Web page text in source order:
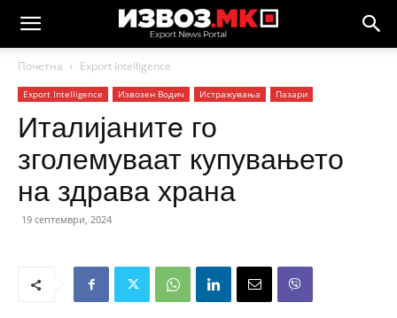
Почетна Еxport Intelligence
Еxport Intelligence Извозен Водич Истражувања Пазари
Италијанитe го
зголемуваат купувањето
на здрава храна
19 септември, 2024